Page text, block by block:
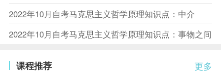
2022年10月自考马克思主义哲学原理知识点：中介
2022年10月自考马克思主义哲学原理知识点：事物之间
更多
课程推荐